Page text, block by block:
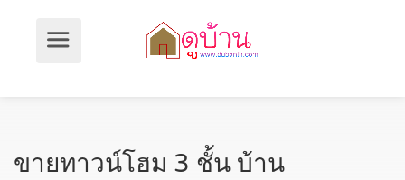
ขายทาวน์โฮม 3 ชั้น บ้าน